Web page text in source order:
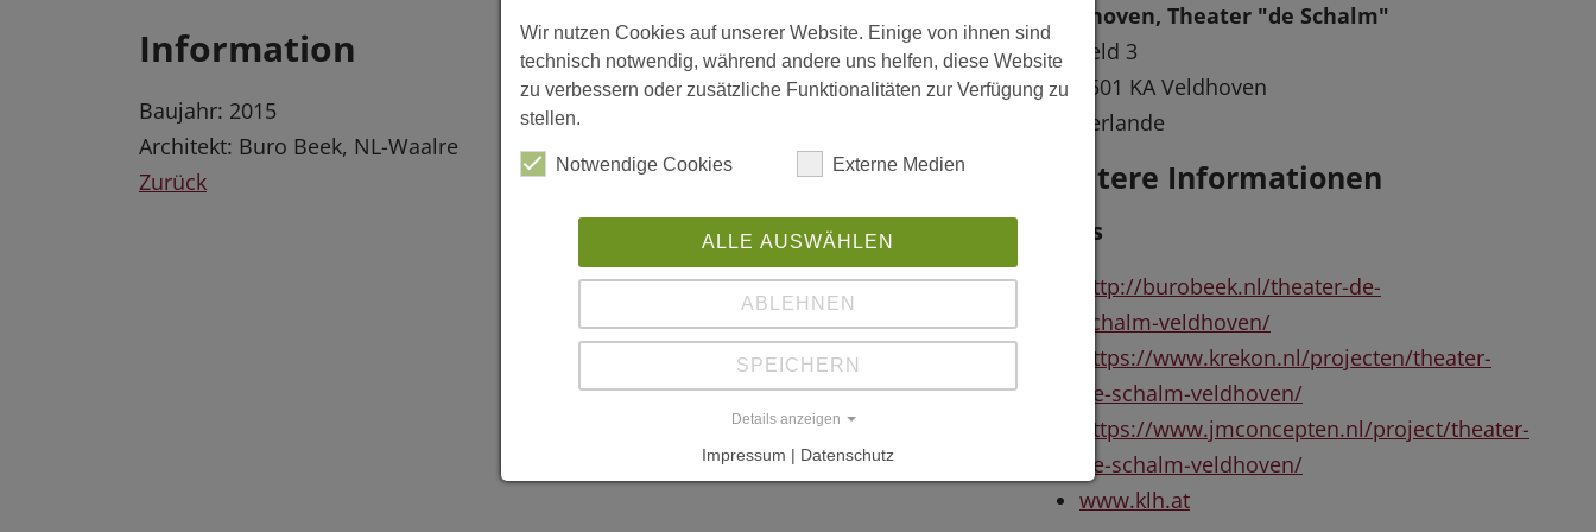
Information
Baujahr: 2015
Architekt: Buro Beek, NL-Waalre
Zurück
Veldhoven, Theater "de Schalm"
Meiveld 3
NL-5501 KA Veldhoven
Niederlande
Weitere Informationen
Links
http://burobeek.nl/theater-de-
schalm-veldhoven/
https://www.krekon.nl/projecten/theater-
de-schalm-veldhoven/
https://www.jmconcepten.nl/project/theater-
de-schalm-veldhoven/
www.klh.at
Wir nutzen Cookies auf unserer Website. Einige von ihnen sind
technisch notwendig, während andere uns helfen, diese Website
zu verbessern oder zusätzliche Funktionalitäten zur Verfügung zu
stellen.
Notwendige Cookies Externe Medien
ALLE AUSWÄHLEN
ABLEHNEN
SPEICHERN
Details anzeigen
Impressum | Datenschutz